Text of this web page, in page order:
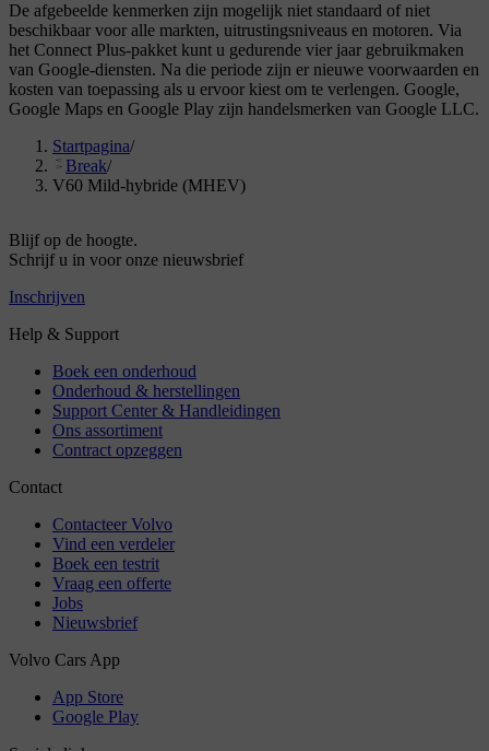
De afgebeelde kenmerken zijn mogelijk niet standaard of niet
beschikbaar voor alle markten, uitrustingsniveaus en motoren. Via
het Connect Plus-pakket kunt u gedurende vier jaar gebruikmaken
van Google-diensten. Na die periode zijn er nieuwe voorwaarden en
kosten van toepassing als u ervoor kiest om te verlengen. Google,
Google Maps en Google Play zijn handelsmerken van Google LLC.
Startpagina/
Break/
V60 Mild-hybride (MHEV)